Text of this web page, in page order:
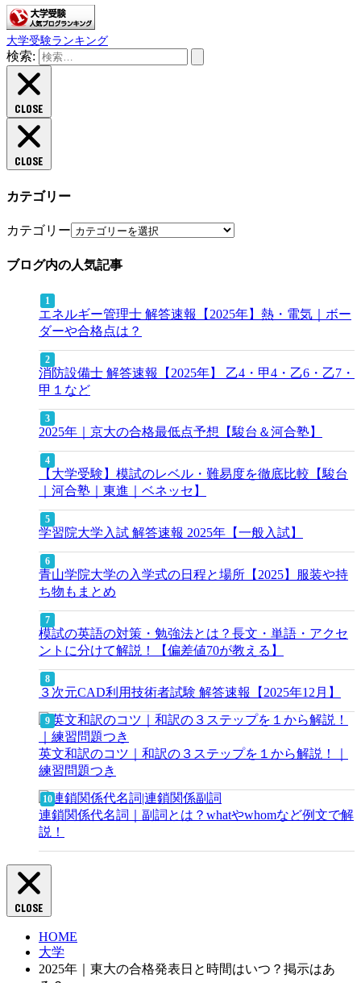
大学受験ランキング
検索:
CLOSE
CLOSE
カテゴリー
カテゴリー
ブログ内の人気記事
エネルギー管理士 解答速報【2025年】熱・電気｜ボー
ダーや合格点は？
消防設備士 解答速報【2025年】 乙4・甲4・乙6・乙7・
甲１など
2025年｜京大の合格最低点予想【駿台＆河合塾】
【大学受験】模試のレベル・難易度を徹底比較【駿台
｜河合塾｜東進｜ベネッセ】
学習院大学入試 解答速報 2025年【一般入試】
青山学院大学の入学式の日程と場所【2025】服装や持
ち物もまとめ
模試の英語の対策・勉強法とは？長文・単語・アクセ
ントに分けて解説！【偏差値70が教える】
３次元CAD利用技術者試験 解答速報【2025年12月】
英文和訳のコツ｜和訳の３ステップを１から解説！｜
練習問題つき
連鎖関係代名詞｜副詞とは？whatやwhomなど例文で解
説！
CLOSE
HOME
大学
2025年｜東大の合格発表日と時間はいつ？掲示はあ